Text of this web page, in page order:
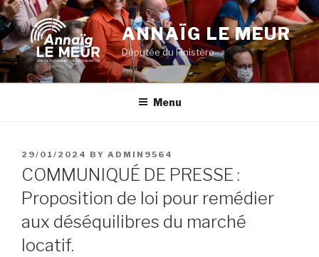
Skip
to
content
ANNAÏG LE MEUR
Députée du Finistère
Menu
POSTED
ON
29/01/2024 BY ADMIN9564
COMMUNIQUÉ DE PRESSE :
Proposition de loi pour remédier
aux déséquilibres du marché
locatif.